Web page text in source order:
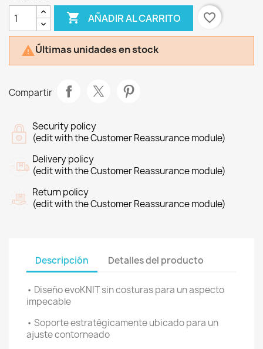
 AÑADIR AL CARRITO favorite_border
Últimas unidades en stock
Compartir
Security policy
(edit with the Customer Reassurance module)
Delivery policy
(edit with the Customer Reassurance module)
Return policy
(edit with the Customer Reassurance module)
Descripción Detalles del producto
• Diseño evoKNIT sin costuras para un aspecto
impecable
• Soporte estratégicamente ubicado para un
ajuste contorneado